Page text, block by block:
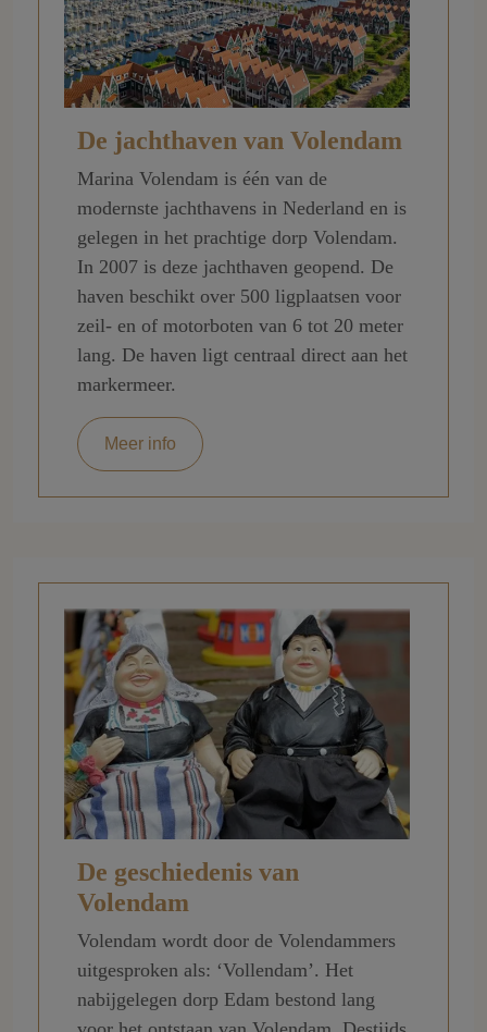
De jachthaven van Volendam
Marina Volendam is één van de
modernste jachthavens in Nederland en is
gelegen in het prachtige dorp Volendam.
In 2007 is deze jachthaven geopend. De
haven beschikt over 500 ligplaatsen voor
zeil- en of motorboten van 6 tot 20 meter
lang. De haven ligt centraal direct aan het
markermeer.
Meer info
De geschiedenis van
Volendam
Volendam wordt door de Volendammers
uitgesproken als: ‘Vollendam’. Het
nabijgelegen dorp Edam bestond lang